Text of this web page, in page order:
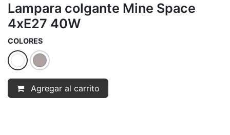
Lampara colgante Mine Space
4xE27 40W
COLORES
Agregar al carrito